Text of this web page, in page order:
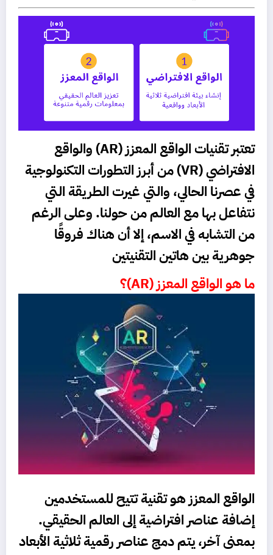
تعتبر تقنيات الواقع المعزز (AR) والواقع
الافتراضي (VR) من أبرز التطورات التكنولوجية
في عصرنا الحالي، والتي غيرت الطريقة التي
نتفاعل بها مع العالم من حولنا. وعلى الرغم
من التشابه في الاسم، إلا أن هناك فروقًا
جوهرية بين هاتين التقنيتين
ما هو الواقع المعزز (AR)؟
الواقع المعزز هو تقنية تتيح للمستخدمين
إضافة عناصر افتراضية إلى العالم الحقيقي.
بمعنى آخر، يتم دمج عناصر رقمية ثلاثية الأبعاد